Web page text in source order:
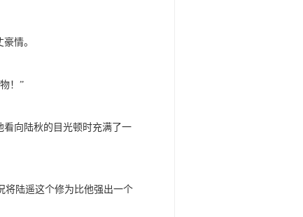
情。
！”
看向陆秋的目光顿时充满了一
将陆遥这个修为比他强出一个